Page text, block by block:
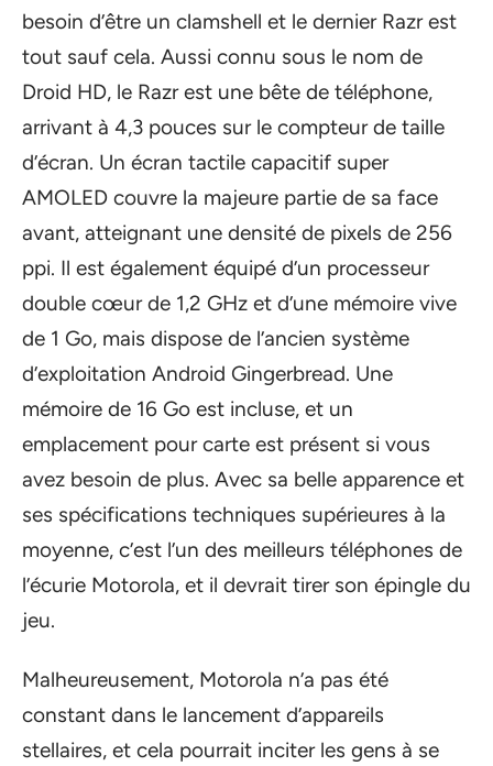
besoin d’être un clamshell et le dernier Razr est
tout sauf cela. Aussi connu sous le nom de
Droid HD, le Razr est une bête de téléphone,
arrivant à 4,3 pouces sur le compteur de taille
d’écran. Un écran tactile capacitif super
AMOLED couvre la majeure partie de sa face
avant, atteignant une densité de pixels de 256
ppi. Il est également équipé d’un processeur
double cœur de 1,2 GHz et d’une mémoire vive
de 1 Go, mais dispose de l’ancien système
d’exploitation Android Gingerbread. Une
mémoire de 16 Go est incluse, et un
emplacement pour carte est présent si vous
avez besoin de plus. Avec sa belle apparence et
ses spécifications techniques supérieures à la
moyenne, c’est l’un des meilleurs téléphones de
l’écurie Motorola, et il devrait tirer son épingle du
jeu.
Malheureusement, Motorola n’a pas été
constant dans le lancement d’appareils
stellaires, et cela pourrait inciter les gens à se